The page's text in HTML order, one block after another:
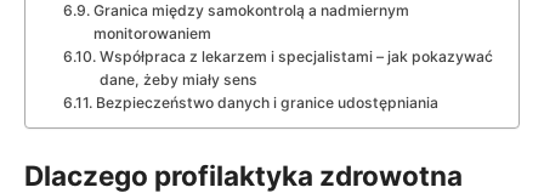
Granica między samokontrolą a nadmiernym
monitorowaniem
Współpraca z lekarzem i specjalistami – jak pokazywać
dane, żeby miały sens
Bezpieczeństwo danych i granice udostępniania
Dlaczego profilaktyka zdrowotna